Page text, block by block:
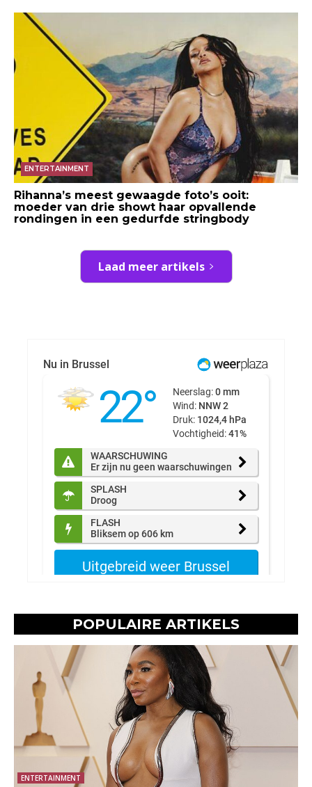
ENTERTAINMENT
Rihanna’s meest gewaagde foto’s ooit:
moeder van drie showt haar opvallende
rondingen in een gedurfde stringbody
Laad meer artikels
POPULAIRE ARTIKELS
ENTERTAINMENT